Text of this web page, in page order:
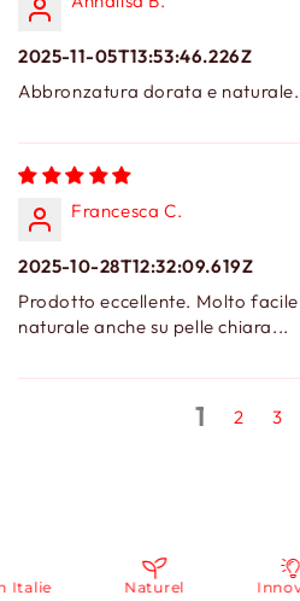
2025-11-05T13:53:46.226Z
Abbronzatura dorata e
Francesca C.
2025-10-28T12:32:09.619Z
Prodotto eccellente. Molto
naturale anche su pelle chiara...
1 2 3
Naturel